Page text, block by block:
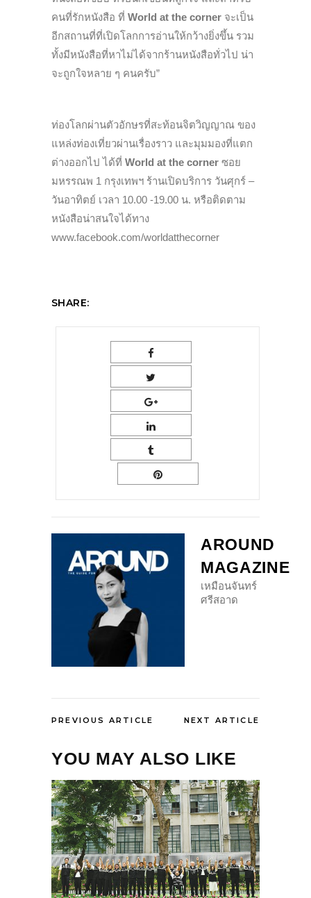
คนที่รักหนังสือ ที่ World at the corner จะเป็น
อีกสถานที่ที่เปิดโลกการอ่านให้กว้างยิ่งขึ้น รวม
ทั้งมีหนังสือที่หาไม่ได้จากร้านหนังสือทั่วไป น่า
จะถูกใจหลาย ๆ คนครับ”
ท่องโลกผ่านตัวอักษรที่สะท้อนจิตวิญญาณ ของ
แหล่งท่องเที่ยวผ่านเรื่องราว และมุมมองที่แตก
ต่างออกไป ได้ที่ World at the corner ซอย
มหรรณพ 1 กรุงเทพฯ ร้านเปิดบริการ วันศุกร์ –
วันอาทิตย์ เวลา 10.00 -19.00 น. หรือติดตาม
หนังสือน่าสนใจได้ทาง
www.facebook.com/worldatthecorner
SHARE:
AROUND
MAGAZINE
เหมือนจันทร์
ศรีสอาด
PREVIOUS ARTICLE NEXT ARTICLE
YOU MAY ALSO LIKE